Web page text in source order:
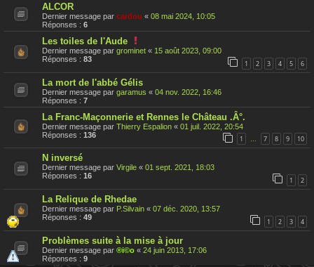
ALCOR
Dernier message par cardou « 08 mai 2024, 10:05
Réponses : 6
Les toiles de l'Aude
e
s
e
t
t
é
r
o
Dernier message par grominet « 15 août 2023, 09:00
Réponses : 83 1 2 3 4 5 6
La mort de l'abbé Gélis
Dernier message par garamus « 04 nov. 2022, 16:46
Réponses : 7
La Franc-Maçonnerie et Rennes le Château .Â°.
Dernier message par Thierry Espalion « 01 juil. 2022, 20:54
Réponses : 136 1 … 7 8 9 10
N inversé
Dernier message par Virgile « 01 sept. 2021, 18:03
Réponses : 16 1 2
La Relique de Rhedae
Dernier message par P.Silvain « 07 déc. 2020, 13:57
Réponses : 49 1 2 3 4
Problèmes suite à la mise à jour
Dernier message par ®i©o « 24 juin 2013, 17:06
Réponses : 9